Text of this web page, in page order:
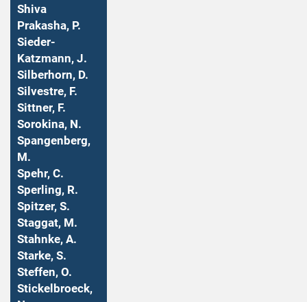
Shiva
Prakasha, P.
Sieder-
Katzmann, J.
Silberhorn, D.
Silvestre, F.
Sittner, F.
Sorokina, N.
Spangenberg,
M.
Spehr, C.
Sperling, R.
Spitzer, S.
Staggat, M.
Stahnke, A.
Starke, S.
Steffen, O.
Stickelbroeck,